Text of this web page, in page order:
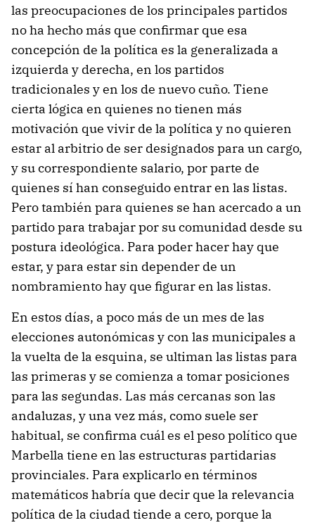
las preocupaciones de los principales partidos
no ha hecho más que confirmar que esa
concepción de la política es la generalizada a
izquierda y derecha, en los partidos
tradicionales y en los de nuevo cuño. Tiene
cierta lógica en quienes no tienen más
motivación que vivir de la política y no quieren
estar al arbitrio de ser designados para un cargo,
y su correspondiente salario, por parte de
quienes sí han conseguido entrar en las listas.
Pero también para quienes se han acercado a un
partido para trabajar por su comunidad desde su
postura ideológica. Para poder hacer hay que
estar, y para estar sin depender de un
nombramiento hay que figurar en las listas.
En estos días, a poco más de un mes de las
elecciones autonómicas y con las municipales a
la vuelta de la esquina, se ultiman las listas para
las primeras y se comienza a tomar posiciones
para las segundas. Las más cercanas son las
andaluzas, y una vez más, como suele ser
habitual, se confirma cuál es el peso político que
Marbella tiene en las estructuras partidarias
provinciales. Para explicarlo en términos
matemáticos habría que decir que la relevancia
política de la ciudad tiende a cero, porque la